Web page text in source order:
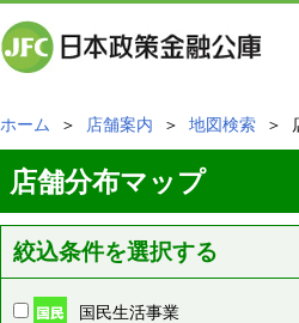
ホーム ＞ 店舗案内 ＞ 地図検索 ＞
店舗分布マップ
絞込条件を選択する
国民生活事業